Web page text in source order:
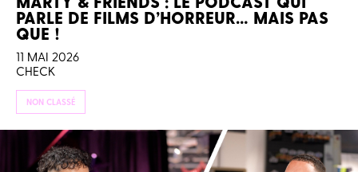
PARLE DE FILMS D’HORREUR… MAIS PAS
QUE !
11 MAI 2026
CHECK
NON CLASSÉ